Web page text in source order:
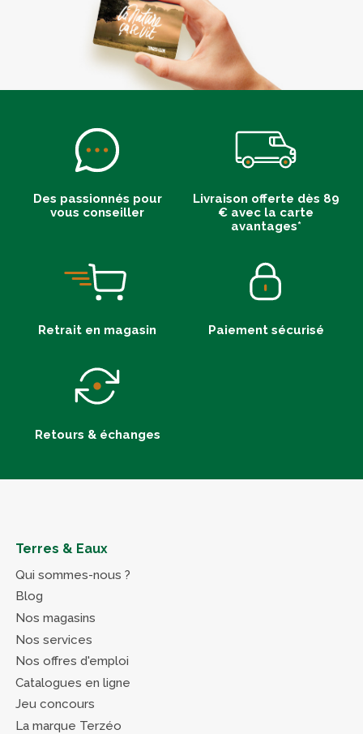
Des passionnés pour
vous conseiller
Livraison offerte dès 89
€ avec la carte
avantages*
Retrait en magasin Paiement sécurisé
Retours & échanges
Terres & Eaux
Qui sommes-nous ?
Blog
Nos magasins
Nos services
Nos offres d'emploi
Catalogues en ligne
Jeu concours
La marque Terzéo